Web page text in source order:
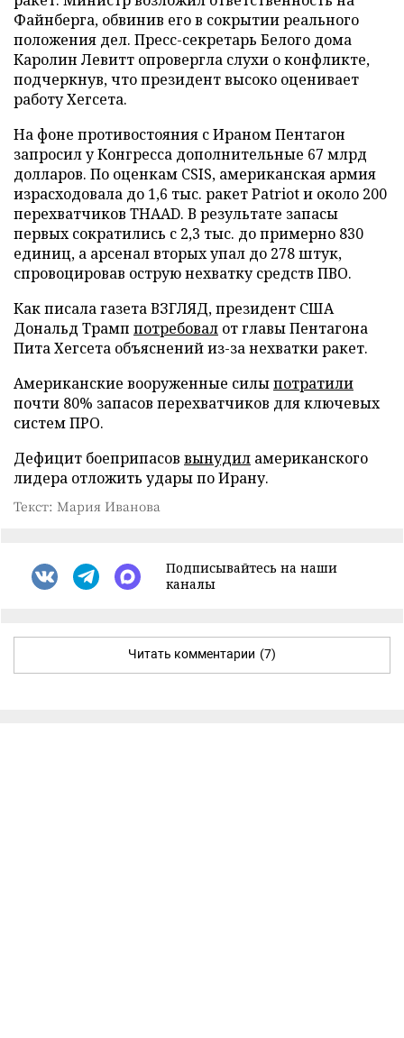
Файнберга, обвинив его в сокрытии реального
положения дел. Пресс-секретарь Белого дома
Каролин Левитт опровергла слухи о конфликте,
подчеркнув, что президент высоко оценивает
работу Хегсета.
На фоне противостояния с Ираном Пентагон
запросил у Конгресса дополнительные 67 млрд
долларов. По оценкам CSIS, американская армия
израсходовала до 1,6 тыс. ракет Patriot и около 200
перехватчиков THAAD. В результате запасы
первых сократились с 2,3 тыс. до примерно 830
единиц, а арсенал вторых упал до 278 штук,
спровоцировав острую нехватку средств ПВО.
Как писала газета ВЗГЛЯД, президент США
Дональд Трамп потребовал от главы Пентагона
Пита Хегсета объяснений из-за нехватки ракет.
Американские вооруженные силыпотратили
почти 80% запасов перехватчиков для ключевых
систем ПРО.
Дефицит боеприпасов вынудил американского
лидера отложить удары по Ирану.
Текст: Мария Иванова
Подписывайтесь на наши
каналы
Читать комментарии (7)